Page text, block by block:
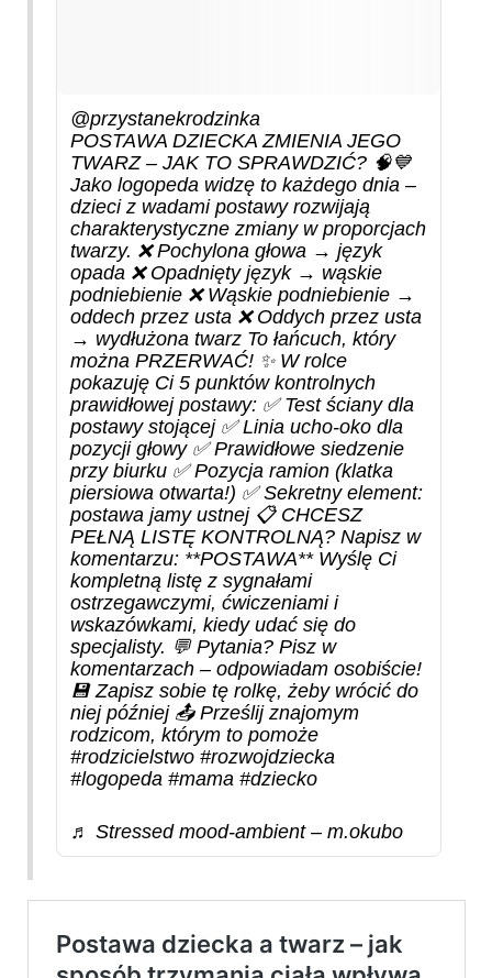
@przystanekrodzinka
POSTAWA DZIECKA ZMIENIA JEGO
TWARZ – JAK TO SPRAWDZIĆ? 🧠💙
Jako logopeda widzę to każdego dnia –
dzieci z wadami postawy rozwijają
charakterystyczne zmiany w proporcjach
twarzy. ❌ Pochylona głowa → język
opada ❌ Opadnięty język → wąskie
podniebienie ❌ Wąskie podniebienie →
oddech przez usta ❌ Oddych przez usta
→ wydłużona twarz To łańcuch, który
można PRZERWAĆ! ✨ W rolce
pokazuję Ci 5 punktów kontrolnych
prawidłowej postawy: ✅ Test ściany dla
postawy stojącej ✅ Linia ucho-oko dla
pozycji głowy ✅ Prawidłowe siedzenie
przy biurku ✅ Pozycja ramion (klatka
piersiowa otwarta!) ✅ Sekretny element:
postawa jamy ustnej 📋 CHCESZ
PEŁNĄ LISTĘ KONTROLNĄ? Napisz w
komentarzu: **POSTAWA** Wyślę Ci
kompletną listę z sygnałami
ostrzegawczymi, ćwiczeniami i
wskazówkami, kiedy udać się do
specjalisty. 💬 Pytania? Pisz w
komentarzach – odpowiadam osobiście!
💾 Zapisz sobie tę rolkę, żeby wrócić do
niej później 📤 Prześlij znajomym
rodzicom, którym to pomoże
#rodzicielstwo #rozwojdziecka
#logopeda #mama #dziecko
♬ Stressed mood-ambient – m.okubo